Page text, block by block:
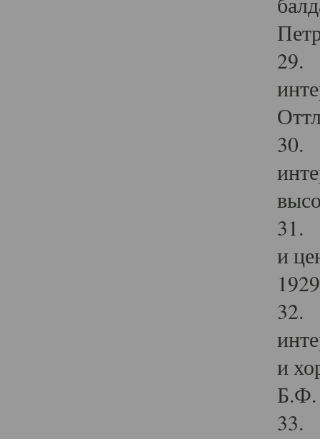
29.
30.
31.
и
32.
и
Б.Ф.
33.